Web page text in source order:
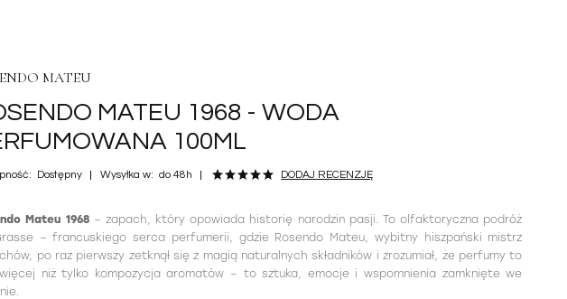
MATEU
MATEU 1968 - WODA
100ML
Dostępny Wysyłka w: do 48h DODAJ RECENZJĘ
Mateu 1968– zapach, który opowiada historię narodzin pasji. To olfaktoryczna podróż
– francuskiego serca perfumerii, gdzie Rosendo Mateu, wybitny hiszpański mistrz
po raz pierwszy zetknął się z magią naturalnych składników i zrozumiał, że perfumy to
niż tylko kompozycja aromatów – to sztuka, emocje i wspomnienia zamknięte we